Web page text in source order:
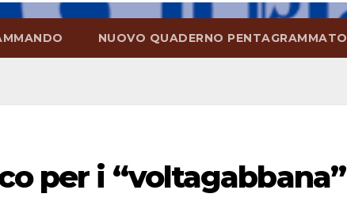
NUOVO QUADERNO PENTAGRAMMATO
per i “voltagabbana”